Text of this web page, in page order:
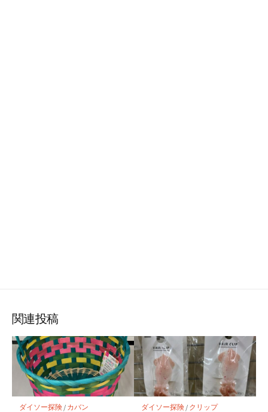
関連投稿
ダイソー探険/ カバン ダイソー探険/ クリップ